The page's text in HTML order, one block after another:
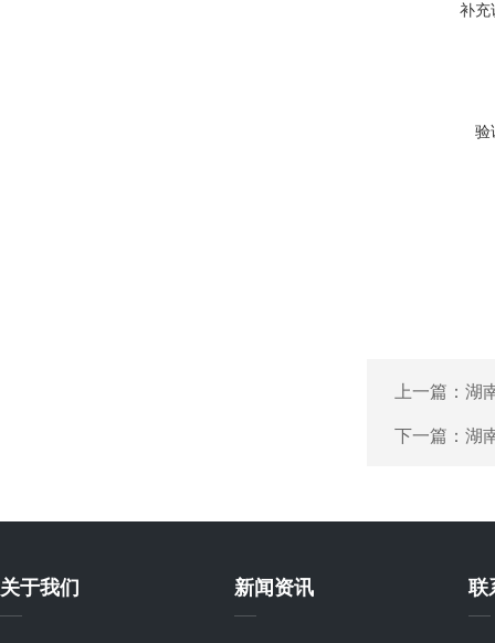
补充
验
上一篇： 湖
下一篇： 湖
关于我们 新闻资讯 联